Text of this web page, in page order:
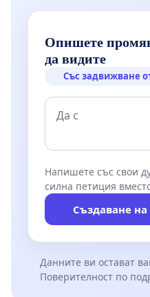
Опишете
да видите
Със задвижване
Напишете със свои
силна петиция
Създаване
Данните ви остават
Поверителност по